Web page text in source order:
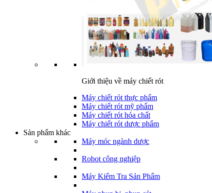
Giới thiệu về máy chiết rót
Máy chiết rót thực phẩm
Máy chiết rót mỹ phẩm
Máy chiết rót hóa chất
Máy chiết rót dược phẩm
Sản phẩm khác
Máy móc ngành dược
Robot công nghiệp
Máy Kiểm Tra Sản Phẩm